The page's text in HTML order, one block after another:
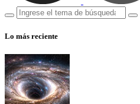
Lo más reciente